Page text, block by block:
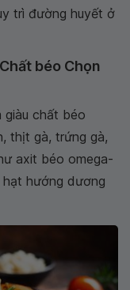
trì đường huyết ở
béo Chọn
giàu chất béo
thịt gà, trứng gà,
axit béo omega-
hướng dương